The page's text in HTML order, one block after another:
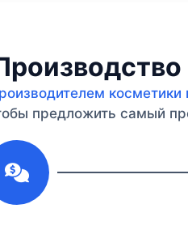
предложить самый